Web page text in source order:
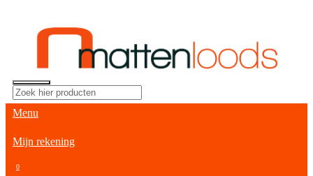
Menu
Mijn rekening
0